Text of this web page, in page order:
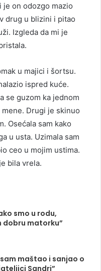
je on odozgo mazio
drug u blizini i pitao
Izgleda da mi je
u majici i šortsu.
ispred kuće.
se guzom ka jednom
Drugi je skinuo
Osećala sam kako
u usta. Uzimala sam
ceo u mojim ustima.
bila vrela.
smo u rodu,
dobru matorku”
maštao i sanjao o
Sandri”